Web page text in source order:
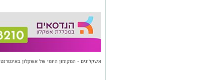
אשקלונים - המקומון היומי של אשקלון באינטרנט